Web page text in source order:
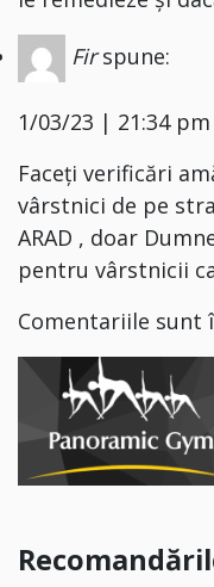
Fir spune:
1/03/23 | 21:34 pm
Faceți verificări
vârstnici de pe
ARAD , doar
pentru vârstnicii
Comentariile sunt